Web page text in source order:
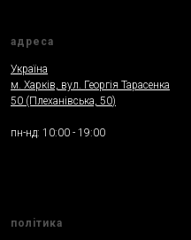
адреса
Україна
м. Харкiв, вул. Георгія Тарасенка
50 (Плеханiвська, 50)
пн-нд: 10:00 - 19:00
полiтика